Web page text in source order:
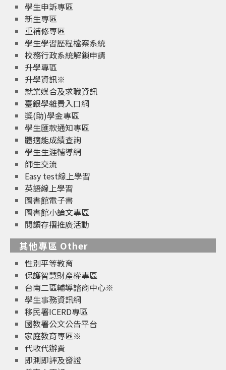
學生申訴專區
新生專區
重補修專區
學生學習歷程檔案系統
校務行政系統解鎖申請
升學專區
升學資訊※
就業媒合及求職資訊
臺銀學雜費入口網
獎(助)學金專區
學生匯款通知專區
體適能成績查詢
學生生涯輔導網
師生交流
Easy test線上學習
英語線上學習
圖書館電子書
圖書館小論文專區
閱讀存摺推廣活動
其他專區 Other
性別平等教育
保護智慧財產權專區
台南二區輔導諮商中心※
學生事務資訊網
移民署ICERD專區
國教署公文公告平台
家庭教育專區※
代收代辦費
即測即評及發證